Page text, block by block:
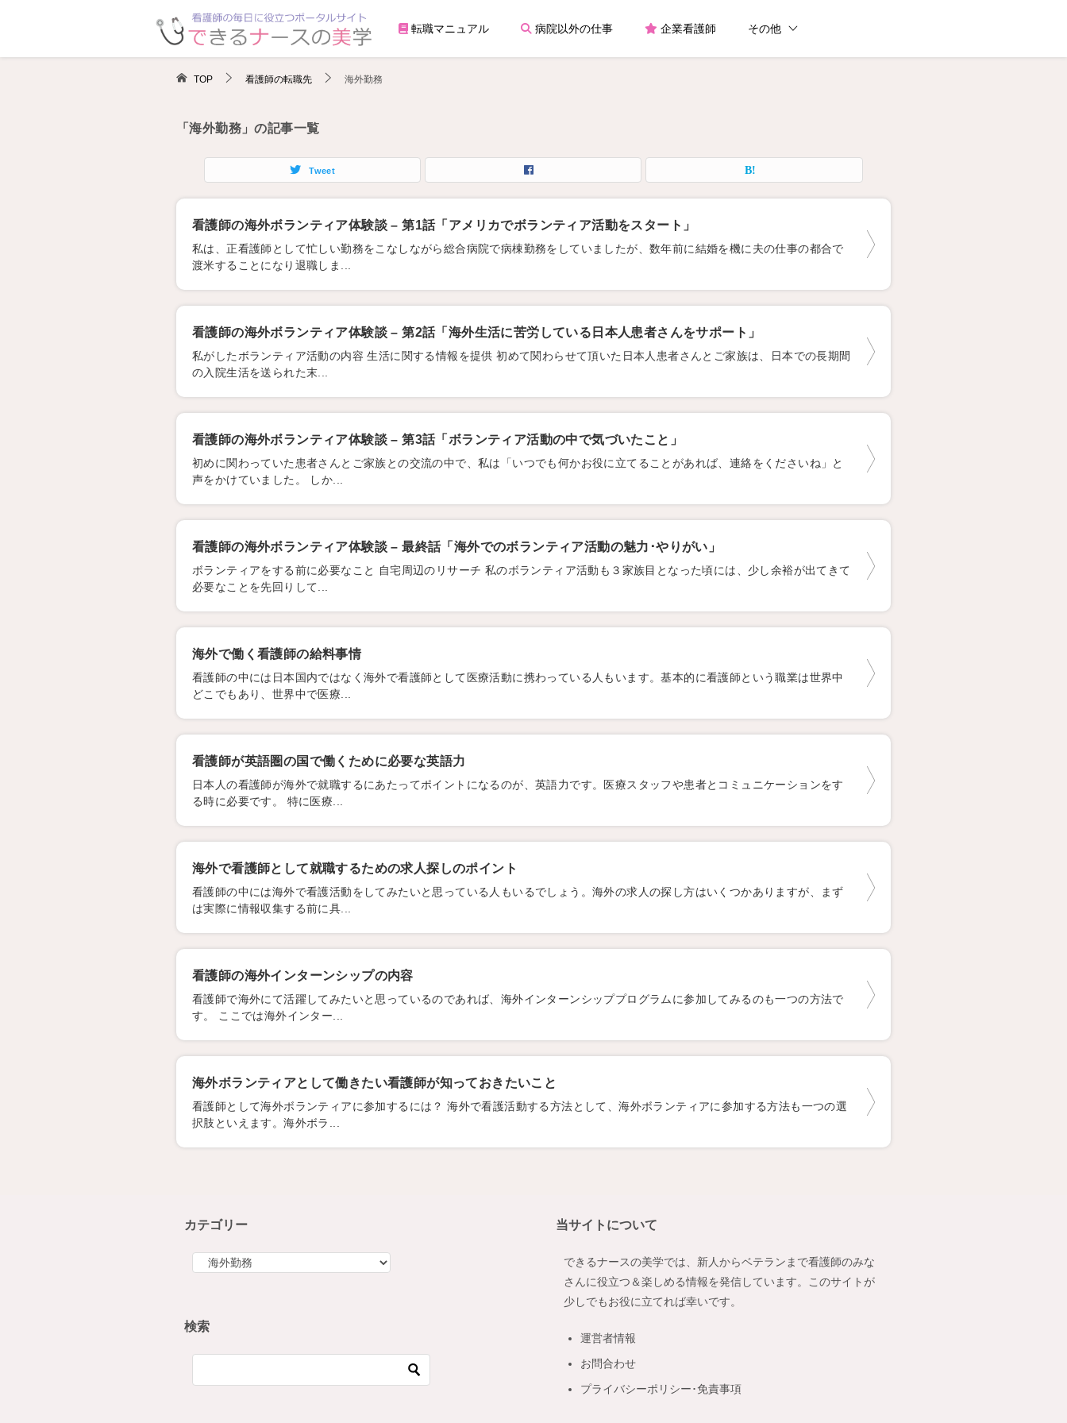
転職マニュアル 病院以外の仕事 企業看護師 その他
TOP 看護師の転職先 海外勤務
「海外勤務」の記事一覧
Tweet
看護師の海外ボランティア体験談 – 第1話「アメリカでボランティア活動をスタート」
私は、正看護師として忙しい勤務をこなしながら総合病院で病棟勤務をしていましたが、数年前に結婚を機に夫の仕事の都合で
渡米することになり退職しま...
看護師の海外ボランティア体験談 – 第2話「海外生活に苦労している日本人患者さんをサポート」
私がしたボランティア活動の内容 生活に関する情報を提供 初めて関わらせて頂いた日本人患者さんとご家族は、日本での長期間
の入院生活を送られた末...
看護師の海外ボランティア体験談 – 第3話「ボランティア活動の中で気づいたこと」
初めに関わっていた患者さんとご家族との交流の中で、私は「いつでも何かお役に立てることがあれば、連絡をくださいね」と
声をかけていました。 しか...
看護師の海外ボランティア体験談 – 最終話「海外でのボランティア活動の魅力･やりがい」
ボランティアをする前に必要なこと 自宅周辺のリサーチ 私のボランティア活動も３家族目となった頃には、少し余裕が出てきて
必要なことを先回りして...
海外で働く看護師の給料事情
看護師の中には日本国内ではなく海外で看護師として医療活動に携わっている人もいます。基本的に看護師という職業は世界中
どこでもあり、世界中で医療...
看護師が英語圏の国で働くために必要な英語力
日本人の看護師が海外で就職するにあたってポイントになるのが、英語力です。医療スタッフや患者とコミュニケーションをす
る時に必要です。 特に医療...
海外で看護師として就職するための求人探しのポイント
看護師の中には海外で看護活動をしてみたいと思っている人もいるでしょう。海外の求人の探し方はいくつかありますが、まず
は実際に情報収集する前に具...
看護師の海外インターンシップの内容
看護師で海外にて活躍してみたいと思っているのであれば、海外インターンシッププログラムに参加してみるのも一つの方法で
す。 ここでは海外インター...
海外ボランティアとして働きたい看護師が知っておきたいこと
看護師として海外ボランティアに参加するには？ 海外で看護活動する方法として、海外ボランティアに参加する方法も一つの選
択肢といえます。海外ボラ...
カテゴリー
リ
検索
当サイトについて
できるナースの美学では、新人からベテランまで看護師のみな
さんに役立つ＆楽しめる情報を発信しています。このサイトが
少しでもお役に立てれば幸いです。
運営者情報
お問合わせ
プライバシーポリシー･免責事項